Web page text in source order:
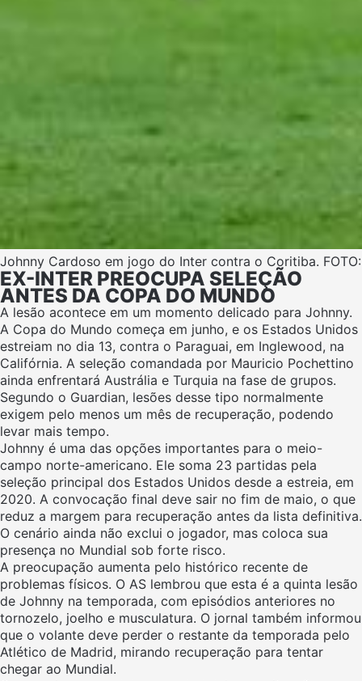
Johnny Cardoso em jogo do Inter contra o Coritiba.
EX-INTER PREOCUPA SELEÇÃO
ANTES DA COPA DO MUNDO
A lesão acontece em um momento delicado para Johnny.
A Copa do Mundo começa em junho, e os Estados Unidos
estreiam no dia 13, contra o Paraguai, em Inglewood, na
Califórnia. A seleção comandada por Mauricio Pochettino
ainda enfrentará Austrália e Turquia na fase de grupos.
Segundo o Guardian, lesões desse tipo normalmente
exigem pelo menos um mês de recuperação, podendo
levar mais tempo.
Johnny é uma das opções importantes para o meio-
campo norte-americano. Ele soma 23 partidas pela
seleção principal dos Estados Unidos desde a estreia, em
2020. A convocação final deve sair no fim de maio, o que
reduz a margem para recuperação antes da lista definitiva.
O cenário ainda não exclui o jogador, mas coloca sua
presença no Mundial sob forte risco.
A preocupação aumenta pelo histórico recente de
problemas físicos. O AS lembrou que esta é a quinta lesão
de Johnny na temporada, com episódios anteriores no
tornozelo, joelho e musculatura. O jornal também informou
que o volante deve perder o restante da temporada pelo
Atlético de Madrid, mirando recuperação para tentar
chegar ao Mundial.